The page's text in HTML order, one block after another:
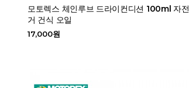
모토렉스 체인루브 드라이컨디션 100ml 자전
거 건식 오일
17,000원